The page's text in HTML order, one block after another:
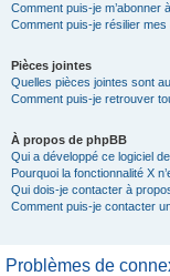
Comment puis-je m’abonner
Comment puis-je résilier
Pièces jointes
Quelles pièces jointes sont
Comment puis-je retrouver
À propos de phpBB
Qui a développé ce logiciel
Pourquoi la fonctionnalité X
Qui dois-je contacter à
Comment puis-je contacter
Problèmes de